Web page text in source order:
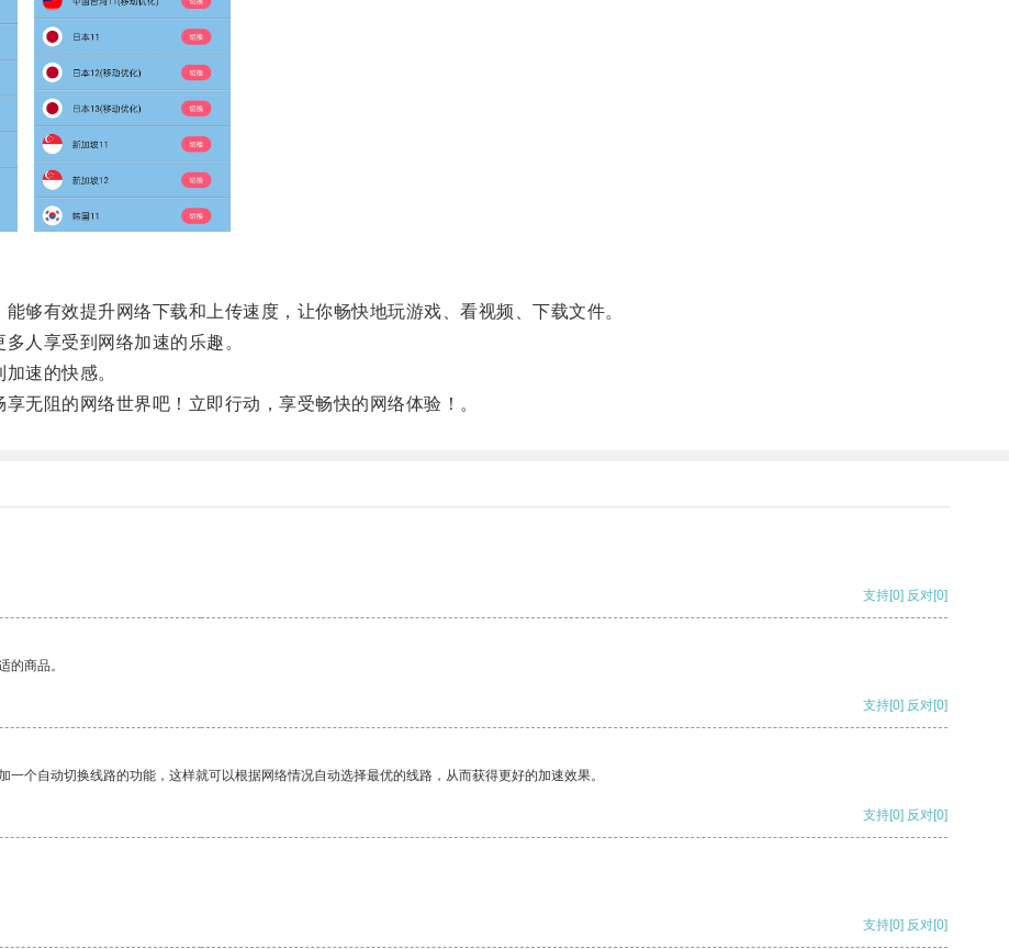
有效提升网络下载和上传速度，让你畅快地玩游戏、看视频、下载文件。
人享受到网络加速的乐趣。
速的快感。
阻的网络世界吧！立即行动，享受畅快的网络体验！。
支持[0] 反对[0]
的商品。
支持[0] 反对[0]
个自动切换线路的功能，这样就可以根据网络情况自动选择最优的线路，从而获得更好的加速效果。
支持[0] 反对[0]
支持[0] 反对[0]